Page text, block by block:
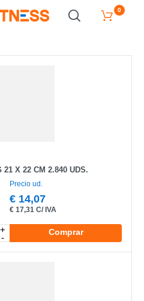
0
21 X 22 CM 2.840 UDS.
Precio ud.
€ 14,07
€ 17,31 C/ IVA
+
-
Comprar